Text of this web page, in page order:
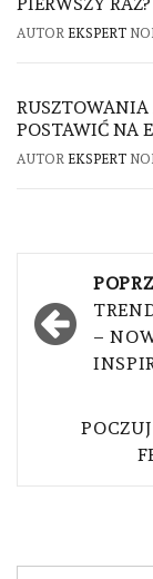
AUTOR EKSPERT
POSTAWIĆ NA
AUTOR EKSPERT
wpisu
–